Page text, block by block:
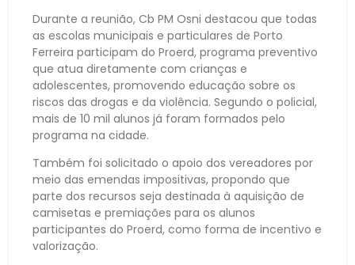
Durante a reunião, Cb PM Osni destacou que todas
as escolas municipais e particulares de Porto
Ferreira participam do Proerd, programa preventivo
que atua diretamente com crianças e
adolescentes, promovendo educação sobre os
riscos das drogas e da violência. Segundo o policial,
mais de 10 mil alunos já foram formados pelo
programa na cidade.
Também foi solicitado o apoio dos vereadores por
meio das emendas impositivas, propondo que
parte dos recursos seja destinada à aquisição de
camisetas e premiações para os alunos
participantes do Proerd, como forma de incentivo e
valorização.